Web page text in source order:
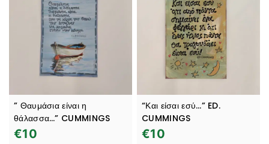
” Θαυμάσια είναι η
θάλασσα…” CUMMINGS
€10
“Και είσαι εσύ…” ED.
CUMMINGS
€10